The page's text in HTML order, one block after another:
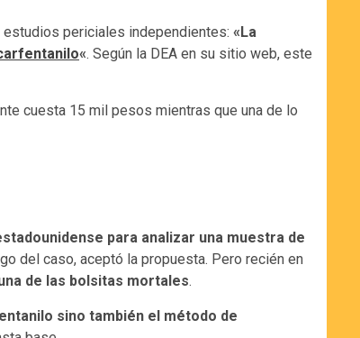
periciales independientes: «La
«. Según la DEA en su sitio web, este
cuesta 15 mil pesos mientras que una de lo
para analizar una muestra de
del caso, aceptó la propuesta. Pero recién en
de las bolsitas mortales.
sino también el método de